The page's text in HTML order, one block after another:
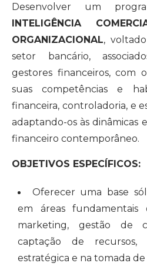
Desenvolver um
INTELIGÊNCIA
ORGANIZACIONAL,
setor bancário,
gestores financeiros, com
suas competências e
financeira, controladoria, e
adaptando-os às dinâmicas
financeiro contemporâneo.
OBJETIVOS ESPECÍFICOS:
Oferecer uma base
em áreas fundamentais
marketing, gestão de
captação de
estratégica e na tomada de